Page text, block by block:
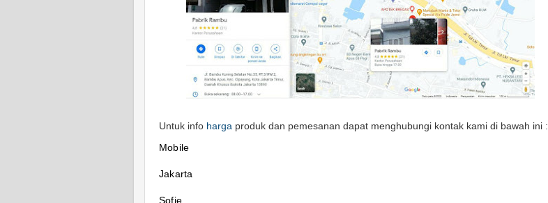
Untuk info harga produk dan pemesanan dapat menghubungi kontak kami di bawah ini :
Mobile
Jakarta
Sofie